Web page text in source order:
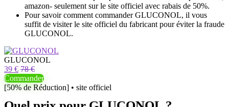
amazon- seulement sur le site officiel avec rabais de 50%.
Pour savoir comment commander GLUCONOL, il vous
suffit de visiter le site officiel du fabricant pour éviter la fraude
GLUCONOL.
GLUCONOL
39 € 78 €
Commander
[50% de Réduction] • site officiel